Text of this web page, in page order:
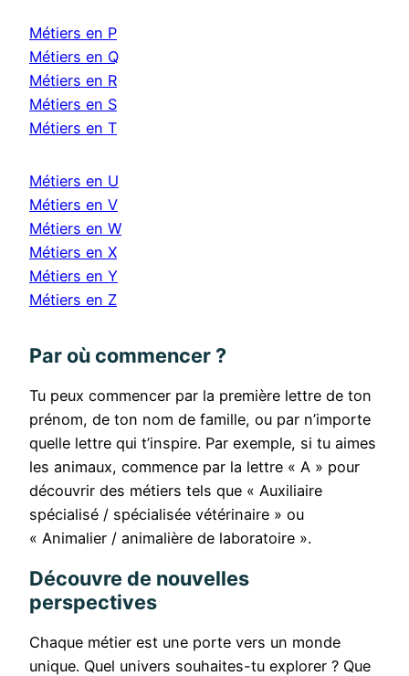
Métiers en P
Métiers en Q
Métiers en R
Métiers en S
Métiers en T
Métiers en U
Métiers en V
Métiers en W
Métiers en X
Métiers en Y
Métiers en Z
Par où commencer ?
Tu peux commencer par la première lettre de ton
prénom, de ton nom de famille, ou par n’importe
quelle lettre qui t’inspire. Par exemple, si tu aimes
les animaux, commence par la lettre « A » pour
découvrir des métiers tels que « Auxiliaire
spécialisé / spécialisée vétérinaire » ou
« Animalier / animalière de laboratoire ».
Découvre de nouvelles
perspectives
Chaque métier est une porte vers un monde
unique. Quel univers souhaites-tu explorer ? Que